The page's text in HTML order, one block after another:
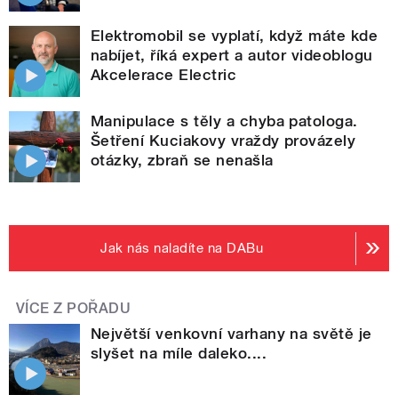
Elektromobil se vyplatí, když máte kde
nabíjet, říká expert a autor videoblogu
Akcelerace Electric
Manipulace s těly a chyba patologa.
Šetření Kuciakovy vraždy provázely
otázky, zbraň se nenašla
Jak nás naladíte na DABu
VÍCE Z POŘADU
Největší venkovní varhany na světě je
slyšet na míle daleko....